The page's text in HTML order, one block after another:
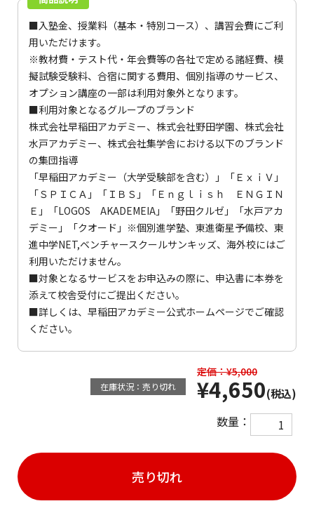
■入塾金、授業料（基本・特別コース）、講習会費にご利
用いただけます。
※教材費・テスト代・年会費等の各社で定める諸経費、模
擬試験受験料、合宿に関する費用、個別指導のサービス、
オプション講座の一部は利用対象外となります。
■利用対象となるグループのブランド
株式会社早稲田アカデミー、株式会社野田学園、株式会社
水戸アカデミー、株式会社集学舎における以下のブランド
の集団指導
「早稲田アカデミー（大学受験部を含む）」「ＥｘｉＶ」
「ＳＰＩＣＡ」「ＩＢＳ」「Ｅｎｇｌｉｓｈ ＥＮＧＩＮ
Ｅ」「LOGOS AKADEMEIA」「野田クルゼ」「水戸アカ
デミー」「クオード」※個別進学塾、東進衛星予備校、東
進中学NET,ベンチャースクールサンキッズ、海外校にはご
利用いただけません。
■対象となるサービスをお申込みの際に、申込書に本券を
添えて校舎受付にご提出ください。
■詳しくは、 早稲田アカデミー公式ホームページでご確認
ください。
在庫状況：売り切れ
定価：¥5,000
¥4,650(税込)
数量：
売り切れ